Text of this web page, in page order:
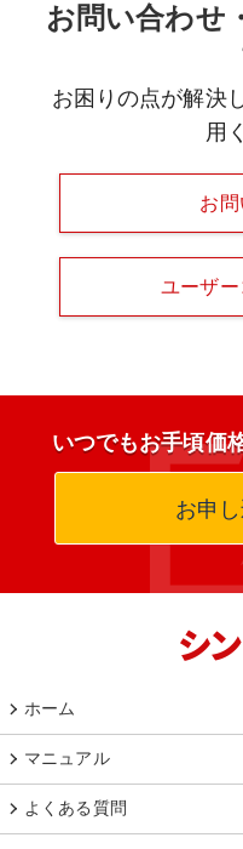
お問い合わせ
お困りの点が解決
用
お
ユーザー
いつでもお手頃価
お申
ホーム
マニュアル
よくある質問